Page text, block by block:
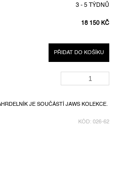
18 150 KČ
CENA:
3 - 5 TÝDNŮ
PŘIDAT DO KOŠÍKU
JE SOUČÁSTÍ JAWS KOLEKCE.
KÓD: 026-62